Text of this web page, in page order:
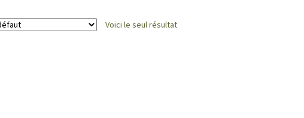
Voici le seul résultat